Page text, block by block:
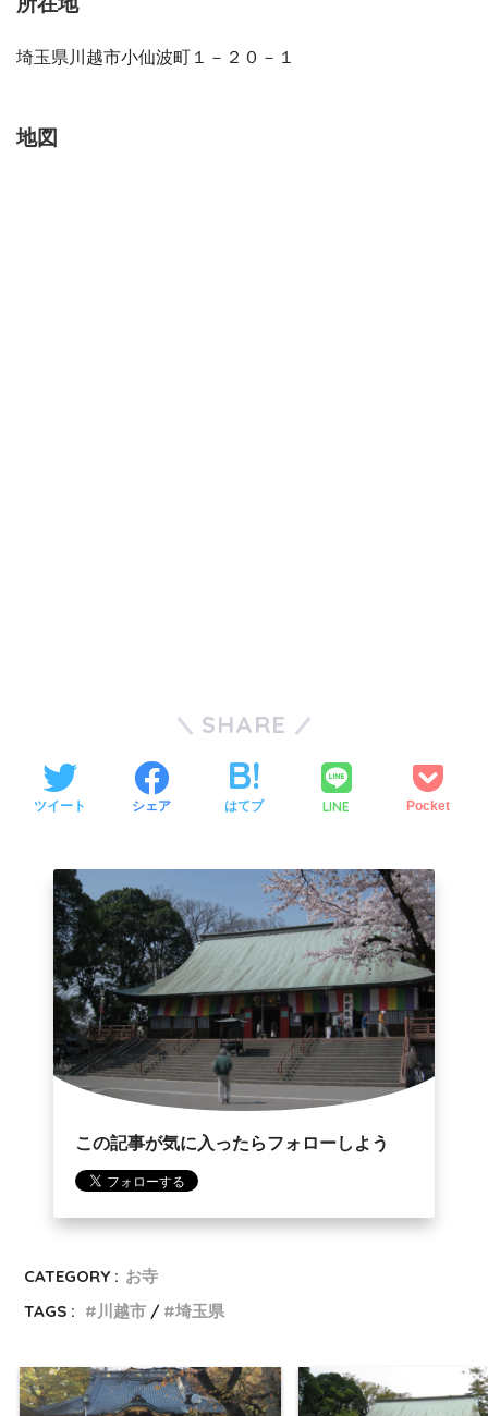
埼玉県川越市小仙波町１－２０－１
地図
SHARE
ツイート シェア はてブ LINE Pocket
この記事が気に入ったらフォローしよう
CATEGORY : お寺
TAGS :
川越市 埼玉県